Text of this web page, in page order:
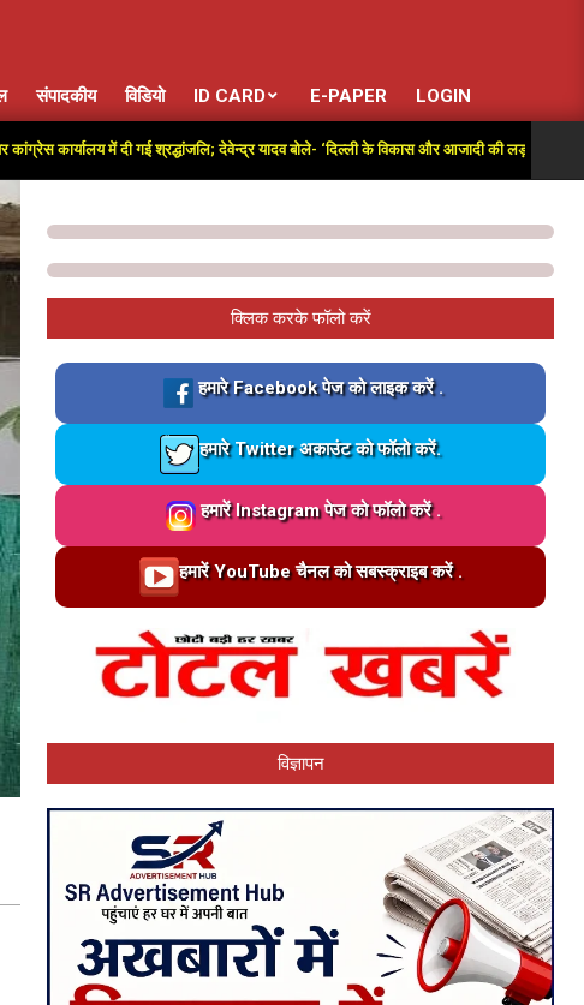
संपादकीय विडियो ID CARD E-PAPER LOGIN
में दी गई श्रद्धांजलि; देवेन्द्र यादव बोले- ‘दिल्ली के विकास और आजादी की लड़ाई में अतुलनीय
क्लिक करके फॉलो करें
Loading…
हमारे Facebook पेज को लाइक करें .
Loading…
हमारे Twitter अकाउंट को फॉलो करें.
Loading…
हमारें Instagram पेज को फॉलो करें .
Loading…हमारें YouTube चैनल को सबस्क्राइब करें .
विज्ञापन